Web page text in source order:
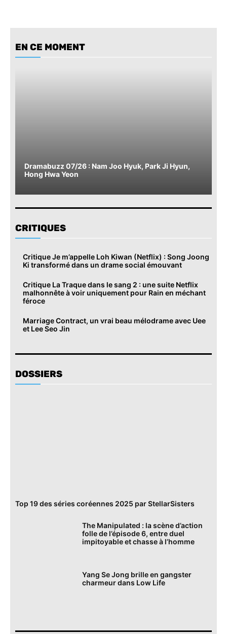
EN CE MOMENT
Dramabuzz 07/26 : Nam Joo Hyuk, Park Ji Hyun,
Hong Hwa Yeon
CRITIQUES
Critique Je m’appelle Loh Kiwan (Netflix) : Song Joong
Ki transformé dans un drame social émouvant
Critique La Traque dans le sang 2 : une suite Netflix
malhonnête à voir uniquement pour Rain en méchant
féroce
Marriage Contract, un vrai beau mélodrame avec Uee
et Lee Seo Jin
DOSSIERS
Top 19 des séries coréennes 2025 par StellarSisters
The Manipulated : la scène d’action
folle de l’épisode 6, entre duel
impitoyable et chasse à l’homme
Yang Se Jong brille en gangster
charmeur dans Low Life